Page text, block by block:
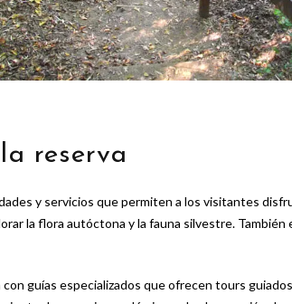
reserva
y servicios que permiten a los visitantes
la flora autóctona y la fauna silvestre.
guías especializados que ofrecen tours